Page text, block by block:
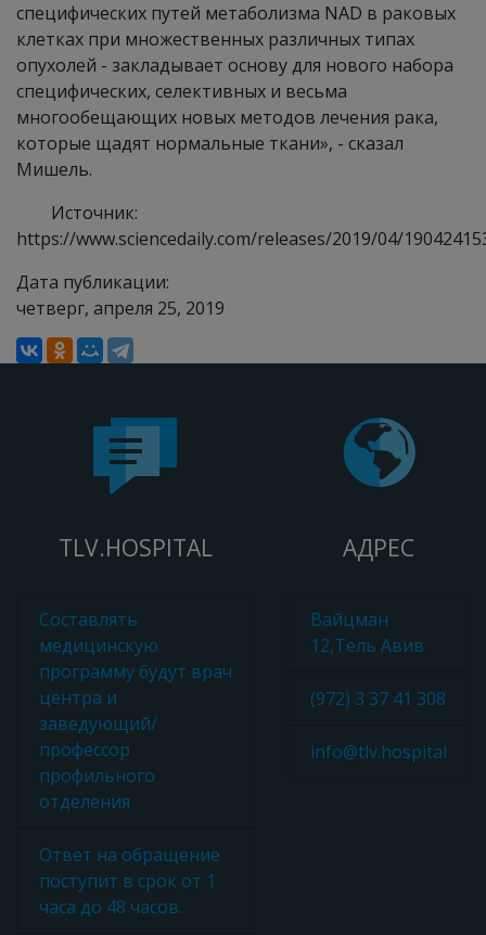
специфических путей метаболизма NAD в раковых
клетках при множественных различных типах
опухолей - закладывает основу для нового набора
специфических, селективных и весьма
многообещающих новых методов лечения рака,
которые щадят нормальные ткани», - сказал
Мишель.
Источник:
https://www.sciencedaily.com/releases/2019/04/
Дата публикации:
четверг, апреля 25, 2019
TLV.HOSPITAL
Составлять
медицинскую
программу будут врач
центра и
заведующий/
профессор
профильного
отделения
Ответ на обращение
поступит в срок от 1
часа до 48 часов.
АДРЕС
Вайцман
12,Тель Авив
(972) 3 37 41 308
info@tlv.hospital